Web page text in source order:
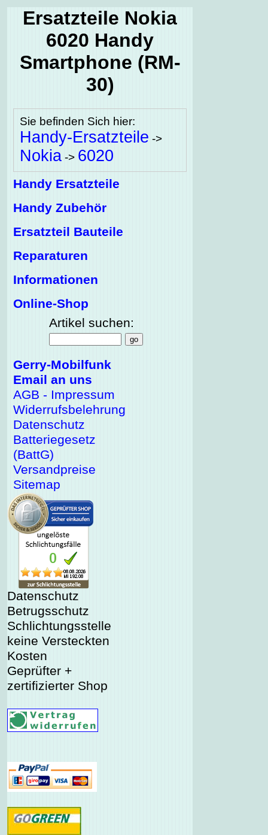
Ersatzteile Nokia
6020 Handy
Smartphone (RM-
30)
Sie befinden Sich hier:
Handy-Ersatzteile ->
Nokia -> 6020
Handy Ersatzteile
Handy Zubehör
Ersatzteil Bauteile
Reparaturen
Informationen
Online-Shop
Artikel suchen:
Gerry-Mobilfunk
Email an uns
AGB - Impressum
Widerrufsbelehrung
Datenschutz
Batteriegesetz
(BattG)
Versandpreise
Sitemap
Datenschutz
Betrugsschutz
Schlichtungsstelle
keine Versteckten
Kosten
Geprüfter +
zertifizierter Shop